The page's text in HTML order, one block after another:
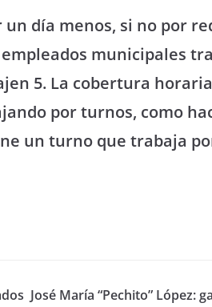
día menos, si no por
municipales
5. La cobertura
por turnos, como
un turno que trabaja
José María “Pechito” López: